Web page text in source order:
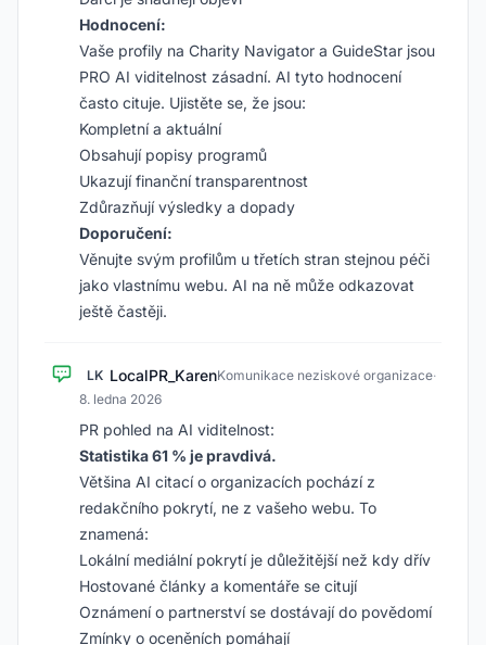
Hodnocení:
Vaše profily na Charity Navigator a GuideStar jsou
PRO AI viditelnost zásadní. AI tyto hodnocení
často cituje. Ujistěte se, že jsou:
Kompletní a aktuální
Obsahují popisy programů
Ukazují finanční transparentnost
Zdůrazňují výsledky a dopady
Doporučení:
Věnujte svým profilům u třetích stran stejnou péči
jako vlastnímu webu. AI na ně může odkazovat
ještě častěji.
LK LocalPR_KarenKomunikace neziskové organizace·
8. ledna 2026
PR pohled na AI viditelnost:
Statistika 61 % je pravdivá.
Většina AI citací o organizacích pochází z
redakčního pokrytí, ne z vašeho webu. To
znamená:
Lokální mediální pokrytí je důležitější než kdy dřív
Hostované články a komentáře se citují
Oznámení o partnerství se dostávají do povědomí
Zmínky o oceněních pomáhají